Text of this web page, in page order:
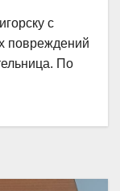
жителю
с
повреждений
По